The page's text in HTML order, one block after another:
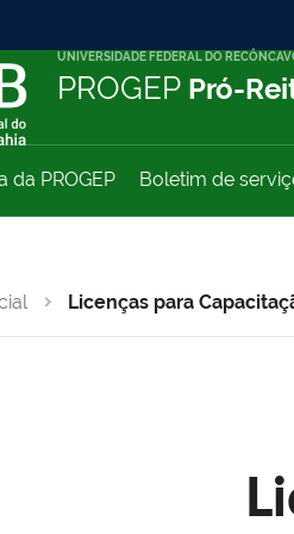
UNIVERSIDADE FEDERAL DO
PROGEP Pró-
da PROGEP Boletim de
Licenças para